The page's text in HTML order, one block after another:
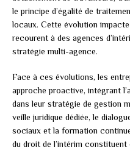
le principe d’égalité de
locaux. Cette évolution
recourent à des agences
stratégie multi-agence.
Face à ces évolutions, les
approche proactive, intégrant
dans leur stratégie de gestion
veille juridique dédiée, le
sociaux et la formation
du droit de l’intérim